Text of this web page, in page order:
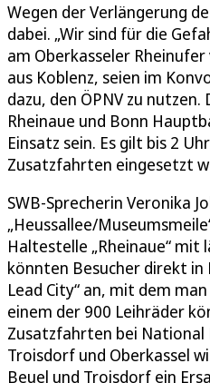
Wegen der Verlängerung
dabei. „Wir sind für die
am Oberkasseler
aus Koblenz, seien im
dazu, den ÖPNV zu
Rheinaue und Bonn
Einsatz sein. Es gilt bis 2
Zusatzfahrten eingesetzt
SWB-Sprecherin Veronika
„Heussallee/
Haltestelle „Rheinaue“ mit
könnten Besucher direkt in
Lead City“ an, mit dem
einem der 900 Leihräder
Zusatzfahrten bei National
Troisdorf und Oberkassel
Beuel und Troisdorf ein